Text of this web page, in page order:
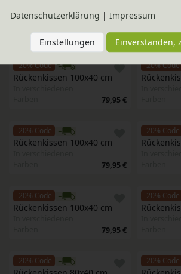
In verschiedenen
99,80 €
In
Farben
-20% Code
Rückenkissen 100x40 cm
79,95 €
-20% Code
-20% Code
Rückenkissen 100x40 cm
79,95 €
-20% Code
-20% Code
Rückenkissen 100x40 cm
79,95 €
-20% Code
-20% Code -20% Code
Daten­schutz­erklärung | Impressum
Einstellungen Einverstanden,